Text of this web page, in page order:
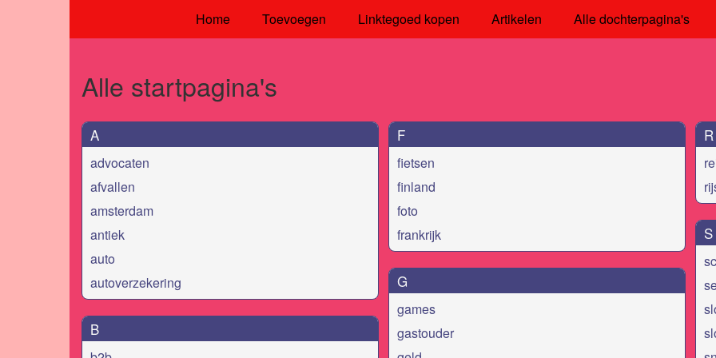
Home Toevoegen Linktegoed kopen Artikelen Alle dochterpagina's
Alle startpagina's
A
advocaten
afvallen
amsterdam
antiek
auto
autoverzekering
B
F
fietsen
finland
foto
frankrijk
G
games
gastouder
R
S